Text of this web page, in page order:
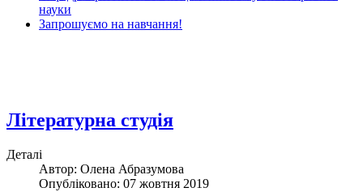
науки
Запрошуємо на навчання!
Літературна студія
Деталі
Автор: Олена Абразумова
Опубліковано: 07 жовтня 2019